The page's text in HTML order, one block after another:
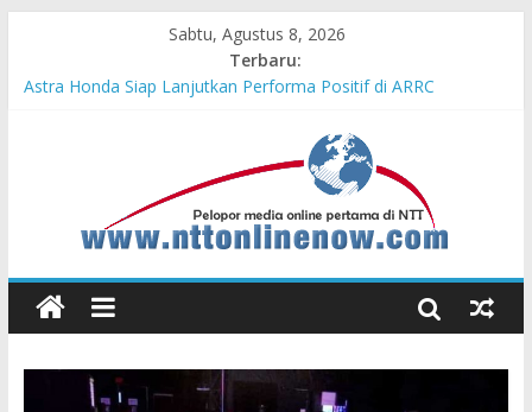
Sabtu, Agustus 8, 2026
Terbaru:
Teras Bank Indonesia Hadir di Belu, Bupati Willy : Terima Kasih
Astra Honda Siap Lanjutkan Performa Positif di ARRC
Dukung Ketahanan Pangan Lokal, PLN Kupang Pasok Listrik
Industri Penyimpanan Ayam Beku, Jelang Peringatan HUT RI
UMKM Mitra Binaan dengan Sentuhan Kemanusiaan dan
Keberlanjutan
Honda Jatim Hadirkan Kompetisi dan Aktivitas Seru untuk
Generasi Muda